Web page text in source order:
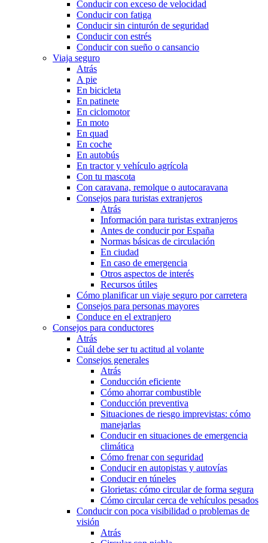
Conducir con exceso de velocidad
Conducir con fatiga
Conducir sin cinturón de seguridad
Conducir con estrés
Conducir con sueño o cansancio
Viaja seguro
Atrás
A pie
En bicicleta
En patinete
En ciclomotor
En moto
En quad
En coche
En autobús
En tractor y vehículo agrícola
Con tu mascota
Con caravana, remolque o autocaravana
Consejos para turistas extranjeros
Atrás
Información para turistas extranjeros
Antes de conducir por España
Normas básicas de circulación
En ciudad
En caso de emergencia
Otros aspectos de interés
Recursos útiles
Cómo planificar un viaje seguro por carretera
Consejos para personas mayores
Conduce en el extranjero
Consejos para conductores
Atrás
Cuál debe ser tu actitud al volante
Consejos generales
Atrás
Conducción eficiente
Cómo ahorrar combustible
Conducción preventiva
Situaciones de riesgo imprevistas: cómo
manejarlas
Conducir en situaciones de emergencia
climática
Cómo frenar con seguridad
Conducir en autopistas y autovías
Conducir en túneles
Glorietas: cómo circular de forma segura
Cómo circular cerca de vehículos pesados
Conducir con poca visibilidad o problemas de
visión
Atrás